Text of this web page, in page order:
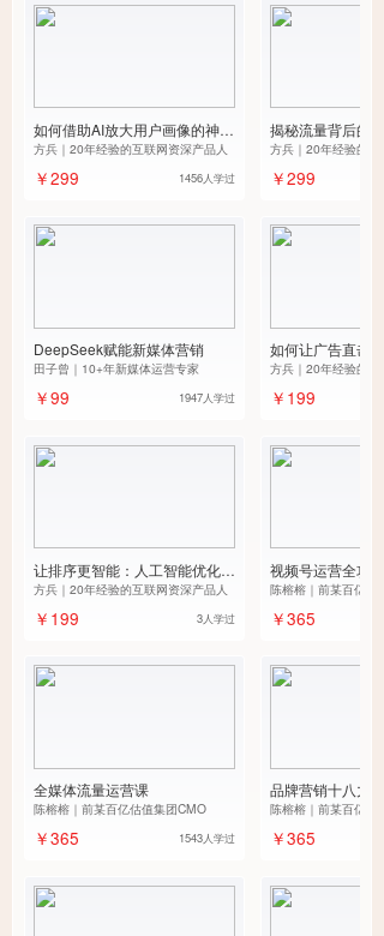
如何借助AI放大用户画像的神奇
力量
方兵｜20年经验的互联网资深产品人
￥299 1456人学过
揭秘流量背后的故
流量分析方法
方兵｜20年经验的互
￥299
DeepSeek赋能新媒体营销
田子曾｜10+年新媒体运营专家
￥99 1947人学过
如何让广告直击
匹配策略的AI优化
方兵｜20年经验的互
￥199
让排序更智能：人工智能优化排
序模型的方法与实践
方兵｜20年经验的互联网资深产品人
￥199 3人学过
视频号运营全攻略
陈榕榕｜前某百亿估
￥365
全媒体流量运营课
陈榕榕｜前某百亿估值集团CMO
￥365 1543人学过
品牌营销十八力
陈榕榕｜前某百亿估
￥365